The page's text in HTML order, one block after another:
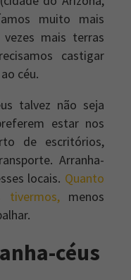
muito mais
mais terras
castigar
céu.
talvez não seja
estar nos
de escritórios,
Arranha-
locais. Quanto
tivermos,menos
céus